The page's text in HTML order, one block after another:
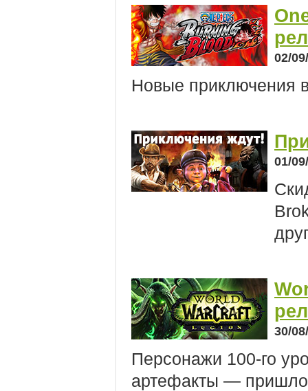
02/
Новые приключения
01/
30/
Персонажи 100-го
артефакты — пришло